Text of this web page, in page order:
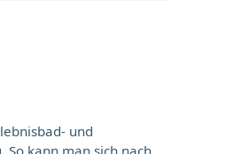
und
kann man sich nach